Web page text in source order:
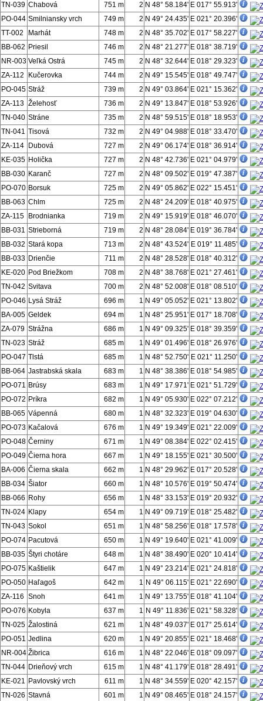
TN-039 Chabová 751 m 2 N 48° 58.184' E 017° 55.913'
PO-044 Smilniansky vrch 749 m 2 N 49° 24.435' E 021° 20.396'
TT-002
Marhát 748 m 2 N 48° 35.702' E 017° 58.227'
BB-062 Priesil 746 m 2 N 48° 21.277' E 018° 38.719'
NR-003 Veľká Ostrá 745 m 2 N 48° 32.644' E 018° 29.323'
ZA-112
Kučerovka 744 m 2 N 49° 15.545' E 018° 49.747'
PO-045 Stráž 739 m 2 N 49° 03.864' E 021° 15.362'
ZA-113 Želehosť 736 m 2 N 49° 13.847' E 018° 53.926'
TN-040 Stráne 735 m 2 N 48° 59.515' E 018° 18.953'
TN-041 Tisová 732 m 2 N 49° 04.988' E 018° 33.470'
ZA-114
Dubová 727 m 2 N 49° 06.174' E 018° 36.914'
KE-035 Holička 727 m 2 N 48° 42.736' E 021° 04.979'
BB-030 Karanč 727 m 2 N 48° 09.502' E 019° 47.387'
PO-070 Borsuk 725 m 2 N 49° 05.862' E 022° 15.451'
BB-063 Chlm 725 m 2 N 48° 24.209' E 018° 40.975'
ZA-115
Brodnianka 719 m 2 N 49° 15.919' E 018° 46.070'
BB-031 Strieborná 719 m 2 N 48° 28.084' E 019° 36.784'
BB-032 Stará kopa 713 m 2 N 48° 43.524' E 019° 11.485'
BB-033 Drienčie 711 m 2 N 48° 28.528' E 018° 40.312'
KE-020 Pod Briežkom 708 m 2 N 48° 38.768' E 021° 27.461'
TN-042 Svitava 700 m 2 N 48° 52.008' E 018° 08.510'
PO-046 Lysá Stráž 696 m 1 N 49° 05.052' E 021° 13.802'
BA-005 Geldek 694 m 1 N 48° 25.951' E 017° 18.708'
ZA-079 Strážna 686 m 1 N 49° 09.325' E 018° 39.359'
TN-023 Stráž 685 m 1 N 49° 01.496' E 018° 26.976'
PO-047 Tlstá 685 m 1 N 48° 52.750' E 021° 11.250'
BB-064 Jastrabská skala 683 m 1 N 48° 38.386' E 018° 54.985'
PO-071 Brúsy 683 m 1 N 49° 17.971' E 021° 51.729'
PO-072 Príkra 682 m 1 N 49° 05.930' E 022° 07.212'
BB-065 Vápenná 680 m 1 N 48° 32.323' E 019° 04.630'
PO-073 Kačalová 676 m 1 N 49° 19.349' E 021° 22.009'
PO-048 Černiny 671 m 1 N 49° 08.384' E 022° 02.415'
PO-049 Čierna hora 667 m 1 N 49° 18.155' E 021° 30.500'
BA-006 Čierna skala 662 m 1 N 48° 29.962' E 017° 20.528'
BB-034 Šiator 660 m 1 N 48° 10.576' E 019° 50.474'
BB-066 Rohy 656 m 1 N 48° 33.153' E 019° 20.932'
TN-024 Klapy 654 m 1 N 49° 09.719' E 018° 25.482'
TN-043 Sokol 651 m 1 N 48° 58.256' E 018° 17.578'
PO-074 Pacutová 650 m 1 N 49° 19.640' E 021° 41.009'
BB-035 Štyri chotáre 648 m 1 N 48° 38.490' E 020° 10.414'
PO-075 Kaštielik 647 m 1 N 49° 23.214' E 021° 24.818'
PO-050 Haľagoš 642 m 1 N 49° 06.115' E 021° 22.690'
ZA-116 Snoh 641 m 1 N 49° 13.755' E 018° 41.104'
PO-076 Kobyla 637 m 1 N 49° 11.836' E 021° 58.328'
TN-025 Žalostiná 621 m 1 N 48° 49.037' E 017° 25.614'
PO-051 Jedlina 620 m 1 N 49° 20.855' E 021° 18.468'
NR-004 Žibrica 616 m 1 N 48° 22.046' E 018° 09.097'
TN-044 Drieňový vrch 615 m 1 N 48° 41.179' E 018° 28.491'
KE-021 Pavlovský vrch 611 m 1 N 48° 34.559' E 020° 42.157'
TN-026 Stavná 601 m 1 N 49° 08.465' E 018° 24.157'